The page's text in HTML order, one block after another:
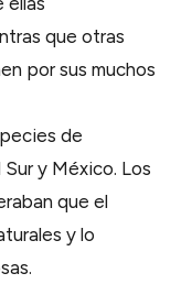
que otras
por sus muchos
de
y México. Los
que el
y lo